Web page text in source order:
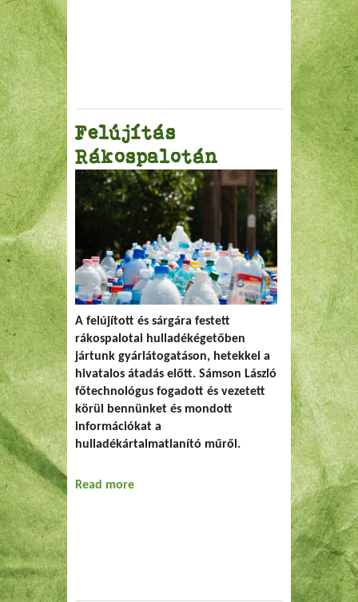
Felújítás
Rákospalotán
A felújított és sárgára festett
rákospalotai hulladékégetőben
jártunk gyárlátogatáson, hetekkel a
hivatalos átadás előtt. Sámson László
főtechnológus fogadott és vezetett
körül bennünket és mondott
információkat a
hulladékártalmatlanító műről.
Read more about Felújítás Rákospalotán